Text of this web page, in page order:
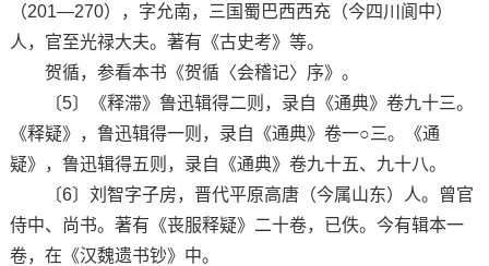
（201—270），字允南，三国蜀巴西西充（今四川阆中）
人，官至光禄大夫。著有《古史考》等。
贺循，参看本书《贺循〈会稽记〉序》。
〔5〕《释滞》鲁迅辑得二则，录自《通典》卷九十三。
《释疑》，鲁迅辑得一则，录自《通典》卷一○三。《通
疑》，鲁迅辑得五则，录自《通典》卷九十五、九十八。
〔6〕刘智字子房，晋代平原高唐（今属山东）人。曾官
侍中、尚书。著有《丧服释疑》二十卷，已佚。今有辑本一
卷，在《汉魏遗书钞》中。